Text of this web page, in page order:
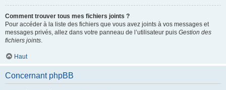
Comment trouver tous mes fichiers joints ?
Pour accéder à la liste des fichiers que vous avez joints à vos messages et
messages privés, allez dans votre panneau de l’utilisateur puis Gestion des
fichiers joints.
Haut
Concernant phpBB